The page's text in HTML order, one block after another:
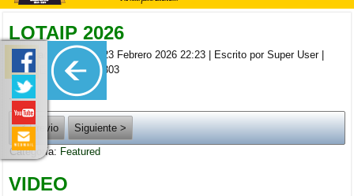
LOTAIP 2026
Publicado el Lunes, 23 Febrero 2026 22:23 Escrito por Super User|
| Visitas: 303
.
< Previo
Siguiente >
Categoría: Featured
VIDEO